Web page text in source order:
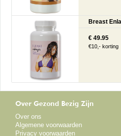
Breast
€ 49.95
€10,- korting
Over Gezond Bezig Zijn
Over ons
Algemene voorwaarden
Privacy voorwaarden